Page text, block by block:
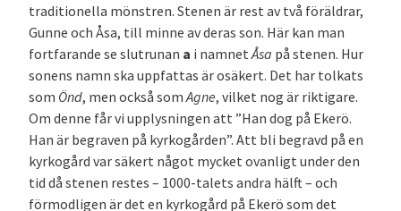
traditionella mönstren. Stenen är rest av två föräldrar,
Gunne och Åsa, till minne av deras son. Här kan man
fortfarande se slutrunan a i namnetÅsa på stenen. Hur
sonens namn ska uppfattas är osäkert. Det har tolkats
som Önd, men också somAgne, vilket nog är riktigare.
Om denne får vi upplysningen att ”Han dog på Ekerö.
Han är begraven på kyrkogården”. Att bli begravd på en
kyrkogård var säkert något mycket ovanligt under den
tid då stenen restes – 1000-talets andra hälft – och
förmodligen är det en kyrkogård på Ekerö som det